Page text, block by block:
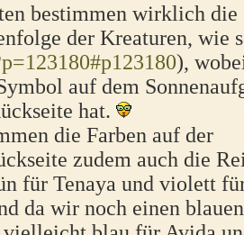
bestimmen wirklich die
der Kreaturen, wie
),
auf dem
hat.
die Farben auf der
zudem auch die
für Tenaya und violett
da wir noch einen